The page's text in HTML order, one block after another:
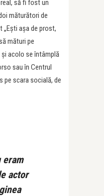
să fi fost un
măturători de
„Eşti aşa de prost,
mături pe
şi acolo se întâmplă
sau în Centrul
pe scara socială, de
eram
actor